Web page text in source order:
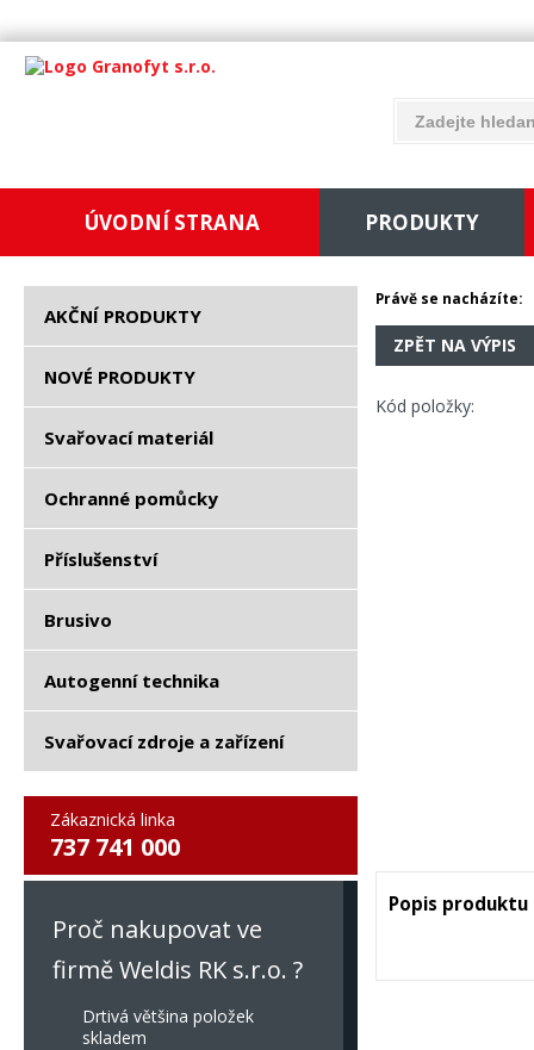
ÚVODNÍ STRANA PRODUKTY
AKČNÍ PRODUKTY
NOVÉ PRODUKTY
Svařovací materiál
Ochranné pomůcky
Příslušenství
Brusivo
Autogenní technika
Svařovací zdroje a zařízení
Zákaznická linka
737 741 000
Proč nakupovat ve
firmě Weldis RK s.r.o. ?
Drtivá většina položek
skladem
Právě se nacházíte:
ZPĚT NA VÝPIS
Kód položky:
Popis produktu